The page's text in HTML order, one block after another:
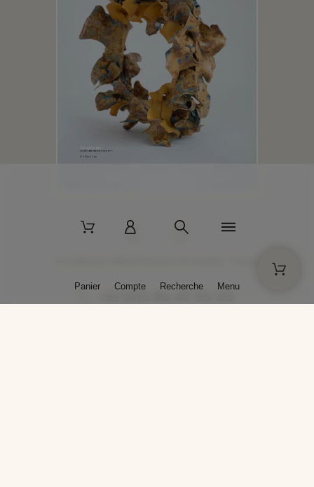
+33 (0)3 86 45 50 00
Panier Compte Recherche Menu